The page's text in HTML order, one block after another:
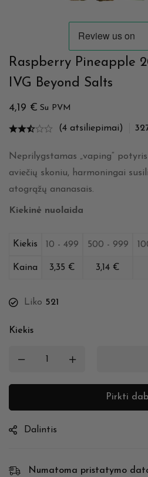
Raspberry Pineapple
IVG Beyond Salts
4,19 € Su PVM
(4 atsiliepimai)
Neprilygstamas „vaping“
aviečių skoniu, harmoningai
atogrąžų ananasais.
Kiekinė nuolaida
Kiekis 10 - 499 500 - 999
Kaina 3,35 € 3,14 €
Liko 521
Kiekis
Pirkti
Dalintis
Numatoma pristatymo